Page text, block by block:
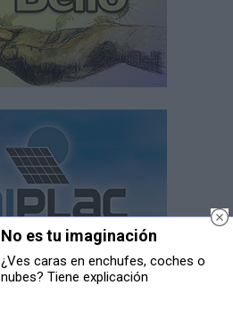
No es tu imaginación
¿Ves caras en enchufes, coches o
nubes? Tiene explicación